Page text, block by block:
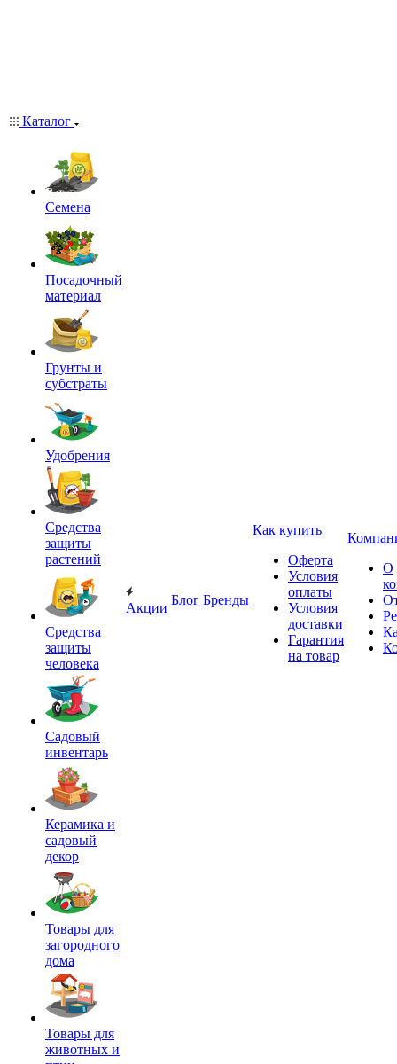
Каталог
Семена
Посадочный
материал
Грунты и
субстраты
Удобрения
Средства
защиты
растений
Средства
защиты
человека
Садовый
инвентарь
Керамика и
садовый
декор
Товары для
загородного
дома
Товары для
животных и
Акции
Блог Бренды
Как купить
Оферта
Условия
оплаты
Условия
доставки
Гарантия
на товар
О